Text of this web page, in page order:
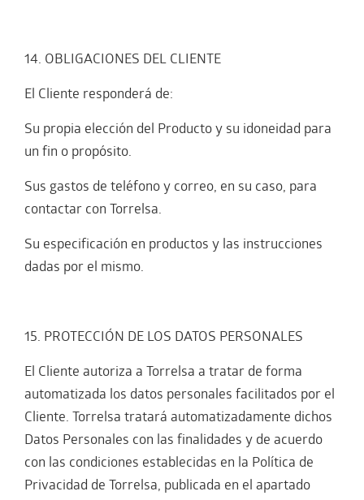
14. OBLIGACIONES DEL CLIENTE
El Cliente responderá de:
Su propia elección del Producto y su idoneidad para
un fin o propósito.
Sus gastos de teléfono y correo, en su caso, para
contactar con Torrelsa.
Su especificación en productos y las instrucciones
dadas por el mismo.
15. PROTECCIÓN DE LOS DATOS PERSONALES
El Cliente autoriza a Torrelsa a tratar de forma
automatizada los datos personales facilitados por el
Cliente. Torrelsa tratará automatizadamente dichos
Datos Personales con las finalidades y de acuerdo
con las condiciones establecidas en la Política de
Privacidad de Torrelsa, publicada en el apartado